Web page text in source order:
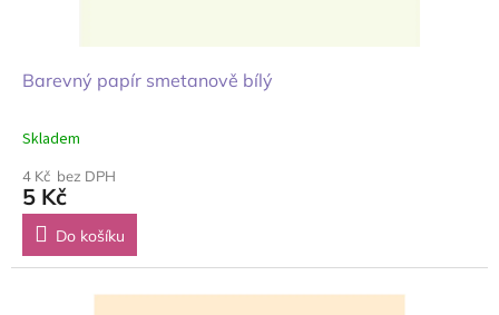
Barevný papír smetanově bílý
Skladem
4 Kč bez DPH
5 Kč
Do košíku